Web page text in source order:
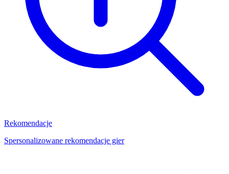
Rekomendacje
Spersonalizowane rekomendacje gier